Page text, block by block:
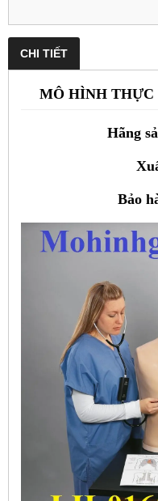
CHI TIẾT
MÔ HÌNH
Hãng
Bảo